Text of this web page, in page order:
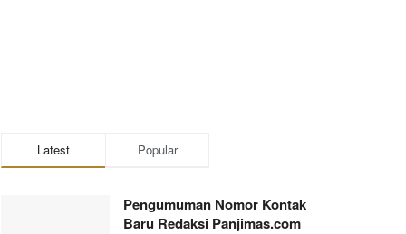
Latest Popular
Pengumuman Nomor Kontak
Baru Redaksi Panjimas.com